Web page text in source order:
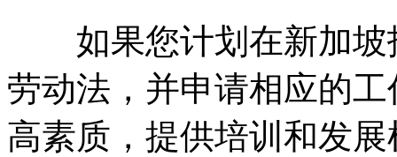
如果您计划在新加坡
劳动法，并申请相应的
高素质，提供培训和发